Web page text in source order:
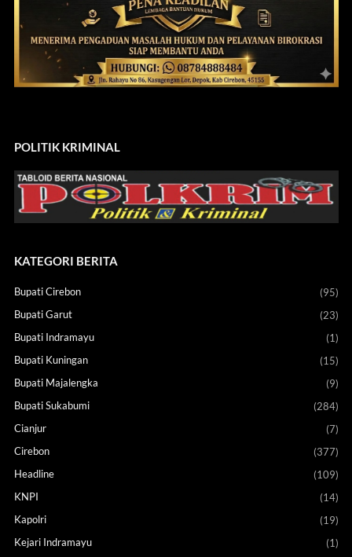
POLITIK KRIMINAL
KATEGORI BERITA
Bupati Cirebon
(95)
Bupati Garut
(23)
Bupati Indramayu
(1)
Bupati Kuningan
(15)
Bupati Majalengka
(9)
Bupati Sukabumi
(284)
Cianjur
(7)
Cirebon
(377)
Headline
(109)
KNPI
(14)
Kapolri
(19)
Kejari Indramayu
(1)